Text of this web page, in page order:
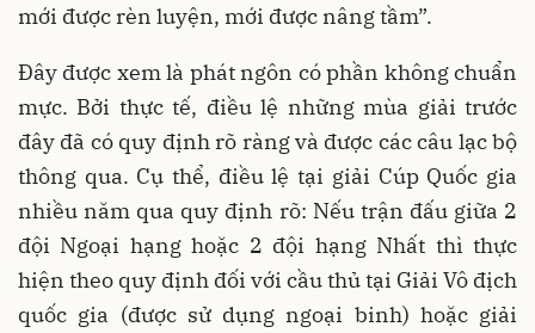
mới được rèn luyện, mới được nâng tầm”.
Đây được xem là phát ngôn có phần không chuẩn
mực. Bởi thực tế, điều lệ những mùa giải trước
đây đã có quy định rõ ràng và được các câu lạc bộ
thông qua. Cụ thể, điều lệ tại giải Cúp Quốc gia
nhiều năm qua quy định rõ: Nếu trận đấu giữa 2
đội Ngoại hạng hoặc 2 đội hạng Nhất thì thực
hiện theo quy định đối với cầu thủ tại Giải Vô địch
quốc gia (được sử dụng ngoại binh) hoặc giải